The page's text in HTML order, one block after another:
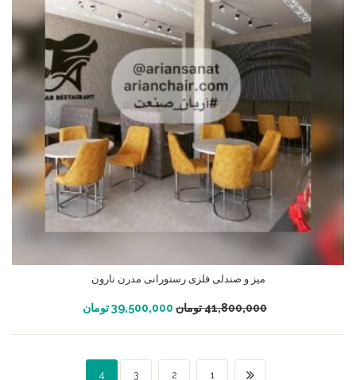
میز و صندلی فلزی رستورانی مدرن نارون
41,800,000تومان 39,500,000تومان افزودن به سبد خرید
1
2
3
4